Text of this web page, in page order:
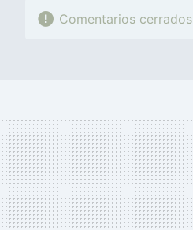
Comentarios cerrados